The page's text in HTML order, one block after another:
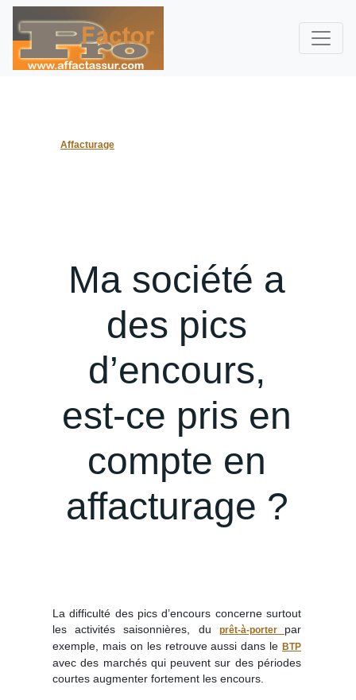
Affacturage
Ma société a
des pics
d’encours,
est-ce pris en
compte en
affacturage ?
La difficulté des pics d’encours concerne surtout
les activités saisonnières, du prêt-à-porter par
exemple, mais on les retrouve aussi dans le BTP
avec des marchés qui peuvent sur des périodes
courtes augmenter fortement les encours.